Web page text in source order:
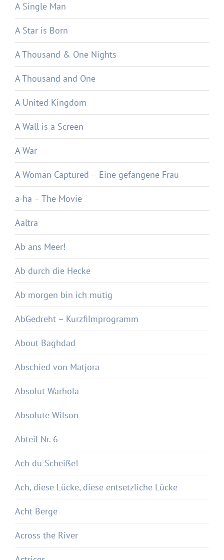
A Single Man
A Star is Born
A Thousand & One Nights
A Thousand and One
A United Kingdom
A Wall is a Screen
A War
A Woman Captured – Eine gefangene Frau
a-ha – The Movie
Aaltra
Ab ans Meer!
Ab durch die Hecke
Ab morgen bin ich mutig
AbGedreht – Kurzfilmprogramm
About Baghdad
Abschied von Matjora
Absolut Warhola
Absolute Wilson
Abteil Nr. 6
Ach du Scheiße!
Ach, diese Lücke, diese entsetzliche Lücke
Acht Berge
Across the River